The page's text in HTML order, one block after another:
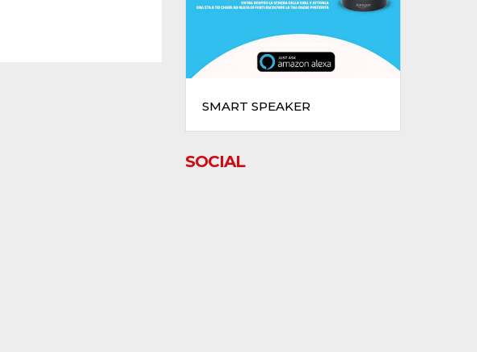
SMART SPEAKER
SOCIAL